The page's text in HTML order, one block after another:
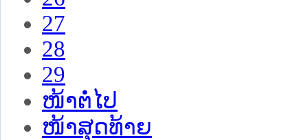
27
28
29
ໜ້າຕໍ່ໄປ
ໜ້າສຸດທ້າຍ